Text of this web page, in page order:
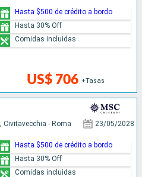
US$ 706 +Tasas
Hasta $500 de crédito a bordo
Hasta 30% Off
Comidas incluidas
Civitavecchia - Roma 23/05/2028
Hasta $500 de crédito a bordo
Hasta 30% Off
Comidas incluidas